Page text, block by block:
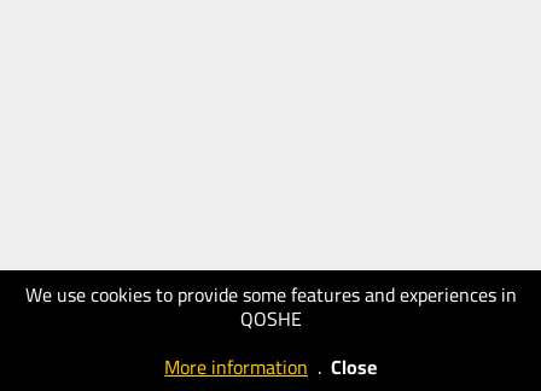
We use cookies to provide some features and experiences in
QOSHE
More information . Close